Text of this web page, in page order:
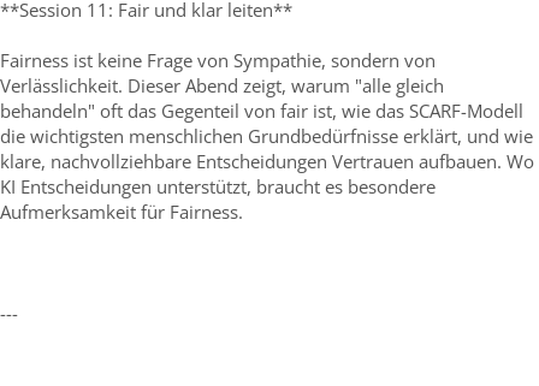
**Session 11: Fair und klar leiten**
Fairness ist keine Frage von Sympathie, sondern von
Verlässlichkeit. Dieser Abend zeigt, warum "alle gleich
behandeln" oft das Gegenteil von fair ist, wie das SCARF-Modell
die wichtigsten menschlichen Grundbedürfnisse erklärt, und wie
klare, nachvollziehbare Entscheidungen Vertrauen aufbauen. Wo
KI Entscheidungen unterstützt, braucht es besondere
Aufmerksamkeit für Fairness.
---